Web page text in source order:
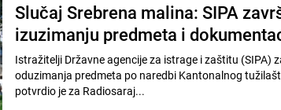
Slučaj Srebrena malina: SIPA
izuzimanju predmeta i
Istražitelji Državne agencije za istrage i zaštitu (SIPA)
oduzimanja predmeta po naredbi Kantonalnog
potvrdio je za Radiosaraj...